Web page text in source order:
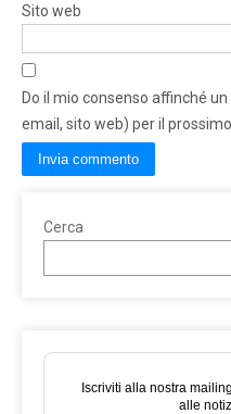
Sito web
Do il mio consenso affinché
email, sito web) per il
Cerca
Iscriviti alla nostra
alle